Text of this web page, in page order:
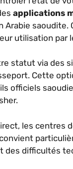
applications
Arabie saoudite.
utilisation par
statut via des
Cette
officiels
les centres
des difficultés